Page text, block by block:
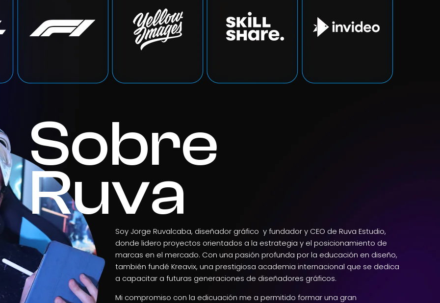
Sobre
Ruva
Soy Jorge Ruvalcaba, diseñador gráfico y fundador y CEO de Ruva Estudio,
donde lidero proyectos orientados a la estrategia y el posicionamiento de
marcas en el mercado. Con una pasión profunda por la educación en diseño,
también fundé Kreavix, una prestigiosa academia internacional que se dedica
a capacitar a futuras generaciones de diseñadores gráficos.
Mi compromiso con la edicuación me a permitido formar una gran